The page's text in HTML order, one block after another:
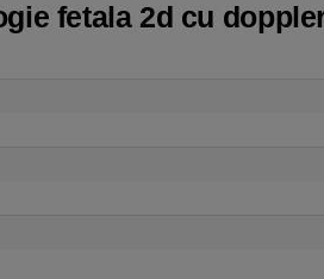
fetala 2d cu